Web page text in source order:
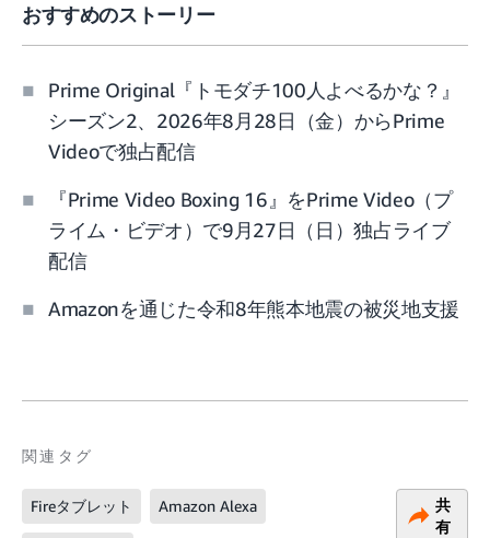
おすすめのストーリー
Prime Original『トモダチ100人よべるかな？』
シーズン2、2026年8月28日（金）からPrime
Videoで独占配信
『Prime Video Boxing 16』をPrime Video（プ
ライム・ビデオ）で9月27日（日）独占ライブ
配信
Amazonを通じた令和8年熊本地震の被災地支援
関連タグ
Fireタブレット Amazon Alexa
共
有